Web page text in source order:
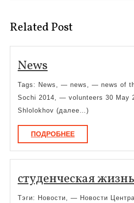
Related Post
NewsNews
Tags: News, — news, — news of
Sochi 2014, — volunteers 30 May
Shlolokhov (далее…)
ПОДРОБНЕЕПОДРОБНЕЕ
студенческая жизнь
Тэги: Новости, — Новости